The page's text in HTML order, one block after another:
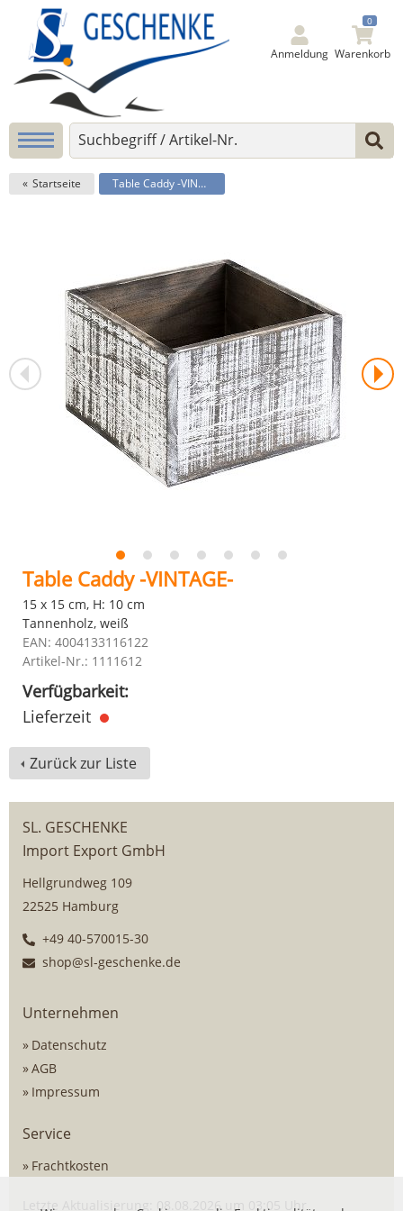
Anmeldung
0
Warenkorb
Startseite Table Caddy -VINTAGE-
Table Caddy -VINTAGE-
15 x 15 cm, H: 10 cm
Tannenholz, weiß
EAN: 4004133116122
Artikel-Nr.: 1111612
Verfügbarkeit:
Lieferzeit
Zurück zur Liste
SL. GESCHENKE
Import Export GmbH
Hellgrundweg 109
22525 Hamburg
+49 40-570015-30
shop@sl-geschenke.de
Unternehmen
Datenschutz
AGB
Impressum
Service
Frachtkosten
Letzte Aktualisierung: 08.08.2026 um 03:05 Uhr